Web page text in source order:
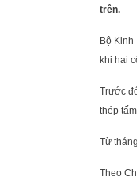
trên.
Bộ
khi hai
Trước
thép
Từ
Theo